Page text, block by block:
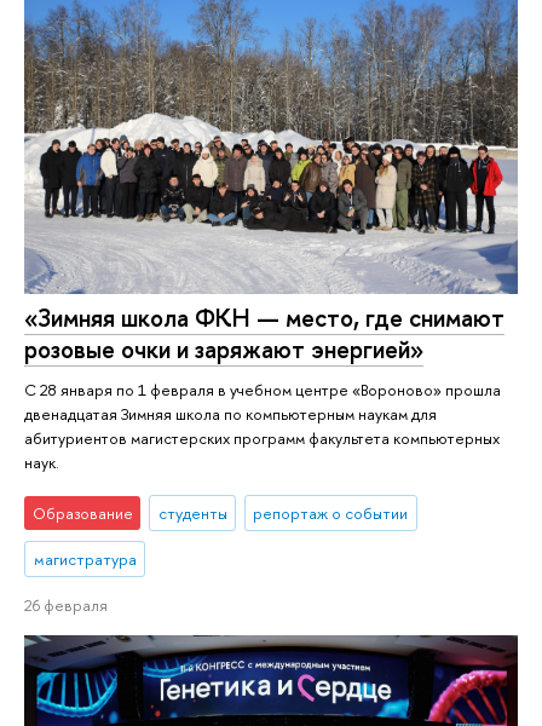
«Зимняя школа ФКН — место, где снимают
розовые очки и заряжают энергией»
С 28 января по 1 февраля в учебном центре «Вороново» прошла
двенадцатая Зимняя школа по компьютерным наукам для
абитуриентов магистерских программ факультета компьютерных
наук.
Образование студенты репортаж о событии
магистратура
26 февраля